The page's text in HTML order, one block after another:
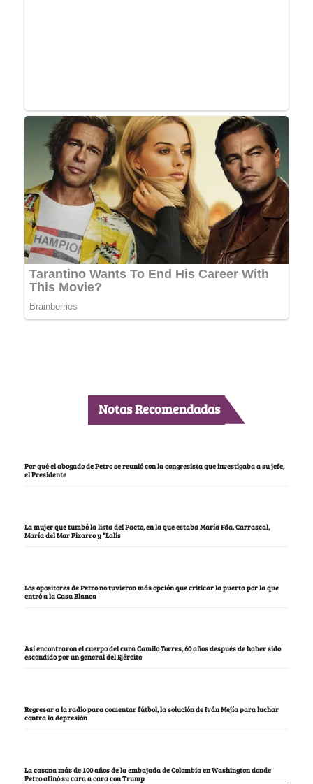
Notas Recomendadas
Por qué el abogado de Petro se reunió con la congresista que investigaba a su jefe,
el Presidente
La mujer que tumbó la lista del Pacto, en la que estaba María Fda. Carrascal,
María del Mar Pizarro y “Lalis
Los opositores de Petro no tuvieron más opción que criticar la puerta por la que
entró a la Casa Blanca
Así encontraron el cuerpo del cura Camilo Torres, 60 años después de haber sido
escondido por un general del Ejército
Regresar a la radio para comentar fútbol, la solución de Iván Mejía para luchar
contra la depresión
La casona más de 100 años de la embajada de Colombia en Washington donde
Petro afinó su cara a cara con Trump